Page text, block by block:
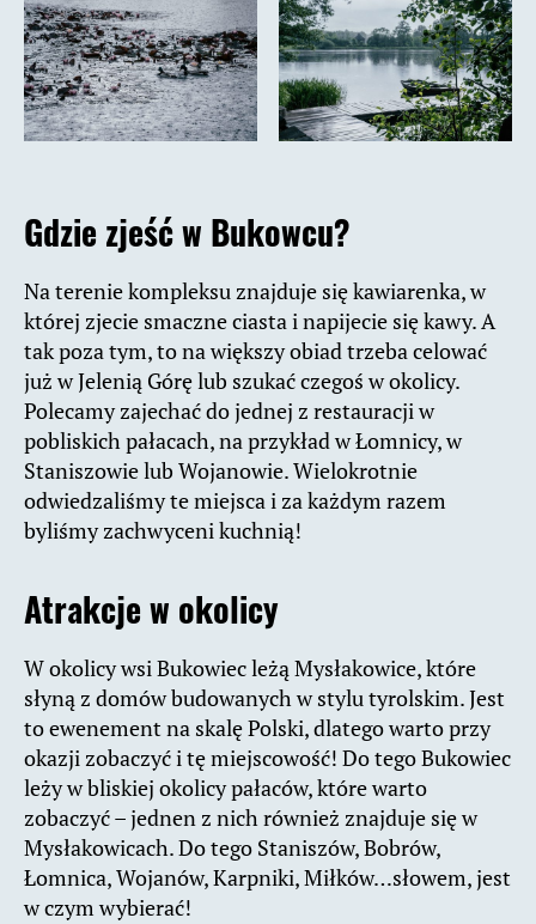
Gdzie zjeść w Bukowcu?
Na terenie kompleksu znajduje się kawiarenka, w
której zjecie smaczne ciasta i napijecie się kawy. A
tak poza tym, to na większy obiad trzeba celować
już w Jelenią Górę lub szukać czegoś w okolicy.
Polecamy zajechać do jednej z restauracji w
pobliskich pałacach, na przykład w Łomnicy, w
Staniszowie lub Wojanowie. Wielokrotnie
odwiedzaliśmy te miejsca i za każdym razem
byliśmy zachwyceni kuchnią!
Atrakcje w okolicy
W okolicy wsi Bukowiec leżą Mysłakowice, które
słyną z domów budowanych w stylu tyrolskim. Jest
to ewenement na skalę Polski, dlatego warto przy
okazji zobaczyć i tę miejscowość! Do tego Bukowiec
leży w bliskiej okolicy pałaców, które warto
zobaczyć – jednen z nich również znajduje się w
Mysłakowicach. Do tego Staniszów, Bobrów,
Łomnica, Wojanów, Karpniki, Miłków…słowem, jest
w czym wybierać!